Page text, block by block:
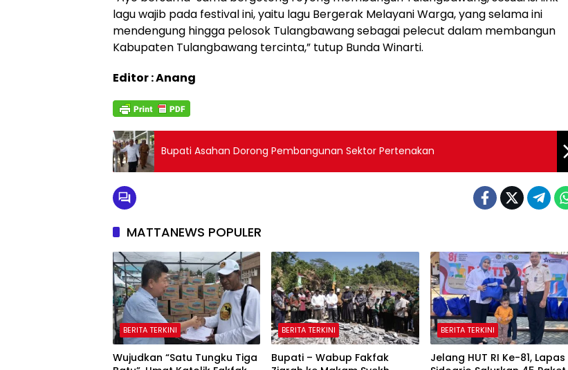
lagu wajib pada festival ini, yaitu lagu Bergerak Melayani Warga, yang selama ini
mendengung hingga pelosok Tulangbawang sebagai pelecut dalam membangun
Kabupaten Tulangbawang tercinta,” tutup Bunda Winarti.
Editor : Anang
Bupati Asahan Dorong Pembangunan Sektor Pertenakan
MATTANEWS POPULER
BERITA TERKINI
Wujudkan “Satu Tungku Tiga
BERITA TERKINI
Bupati – Wabup Fakfak
BERITA TERKINI
Jelang HUT RI Ke-81, Lapas